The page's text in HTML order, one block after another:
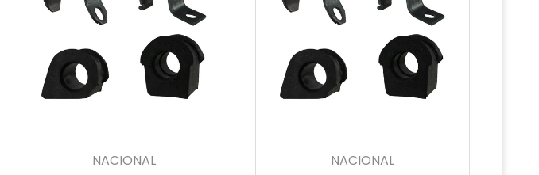
NACIONAL NACIONAL